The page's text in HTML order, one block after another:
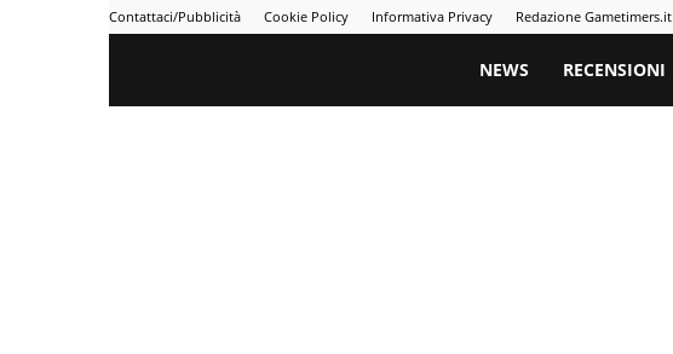
Contattaci/Pubblicità Cookie Policy Informativa Privacy Redazione Gametimers.it
Gametimers
NEWS RECENSIONI